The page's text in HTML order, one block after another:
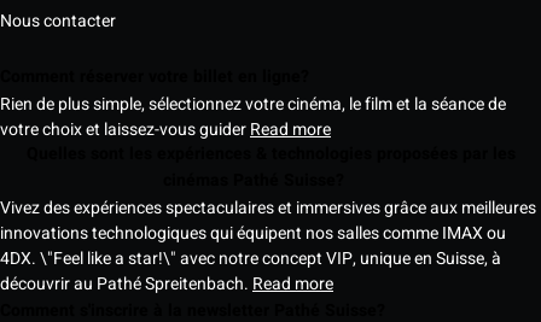
Nous contacter
Rien de plus simple, sélectionnez votre cinéma, le film et la séance de
votre choix et laissez-vous guiderRead more
Vivez des expériences spectaculaires et immersives grâce aux meilleures
innovations technologiques qui équipent nos salles comme IMAX ou
4DX. \"Feel like a star!\" avec notre concept VIP, unique en Suisse, à
découvrir au Pathé Spreitenbach. Read more